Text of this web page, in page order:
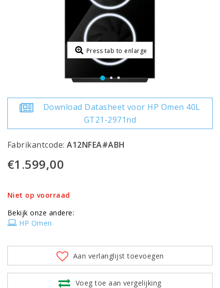
Press tab to enlarge
Download Datasheet voor HP Omen 40L
GT21-2971nd
Fabrikantcode:A12NFEA#ABH
€1.599,00
Niet op voorraad
Bekijk onze andere:
HP Omen
Aan verlanglijst toevoegen
Voeg toe aan vergelijking